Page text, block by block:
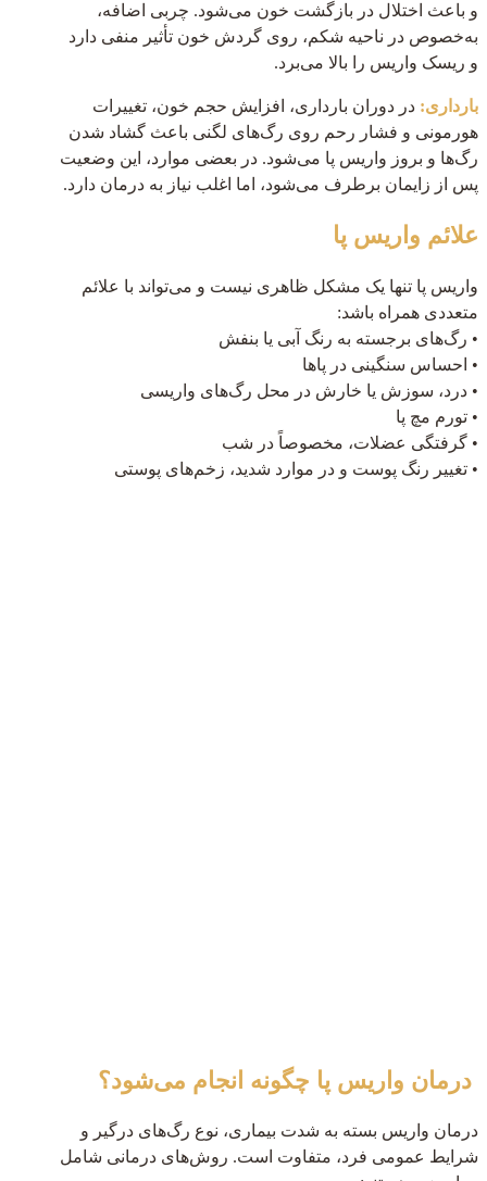
و باعث اختلال در بازگشت خون می‌شود. چربی اضافه،
به‌خصوص در ناحیه شکم، روی گردش خون تأثیر منفی دارد
و ریسک واریس را بالا می‌برد.
بارداری: در دوران بارداری، افزایش حجم خون، تغییرات
هورمونی و فشار رحم روی رگ‌های لگنی باعث گشاد شدن
رگ‌ها و بروز واریس پا می‌شود. در بعضی موارد، این وضعیت
پس از زایمان برطرف می‌شود، اما اغلب نیاز به درمان دارد.
علائم واریس پا
واریس پا تنها یک مشکل ظاهری نیست و می‌تواند با علائم
متعددی همراه باشد:
• رگ‌های برجسته به رنگ آبی یا بنفش
• احساس سنگینی در پاها
• درد، سوزش یا خارش در محل رگ‌های واریسی
• تورم مچ پا
• گرفتگی عضلات، مخصوصاً در شب
• تغییر رنگ پوست و در موارد شدید، زخم‌های پوستی
درمان واریس پا چگونه انجام می‌شود؟
درمان واریس بسته به شدت بیماری، نوع رگ‌های درگیر و
شرایط عمومی فرد، متفاوت است. روش‌های درمانی شامل